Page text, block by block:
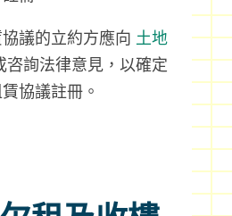
議的立約方應向 土地
咨詢法律意見，以確定
協議註冊。